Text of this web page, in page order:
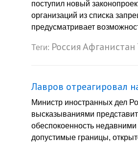
поступил новый
организаций из списка
предусматривает
Теги: РоссияАфганистан
Лавров отреагировал
Министр иностранных дел
высказываниями
обеспокоенность
допустимые границы,